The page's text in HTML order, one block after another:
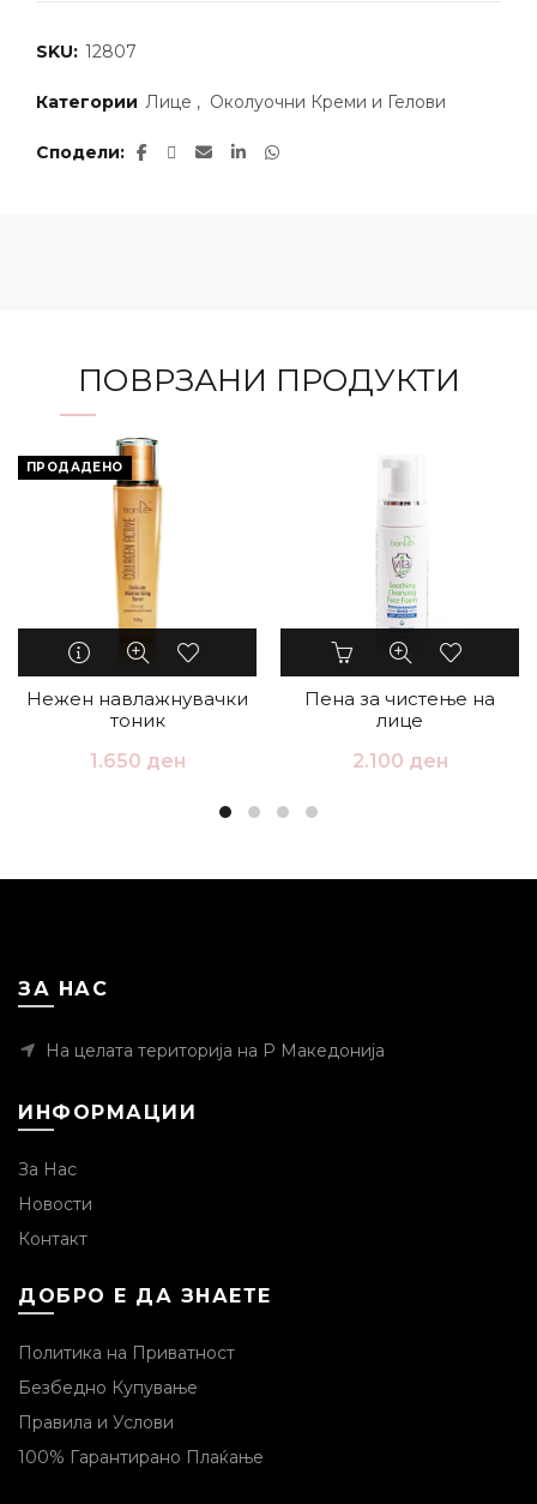
SKU: 12807
Категории Лице , Околуочни Креми и Гелови
Сподели
ПОВРЗАНИ ПРОДУКТИ
ПРОДАДЕНО
Нежен навлажнувачки
тоник
1.650 ден
Пена за чистење на
лице
2.100 ден
ЗА НАС
На целата територија на Р Македонија
ИНФОРМАЦИИ
За Нас
Новости
Контакт
ДОБРО Е ДА ЗНАЕТЕ
Политика на Приватност
Безбедно Купување
Правила и Услови
100% Гарантирано Плаќање